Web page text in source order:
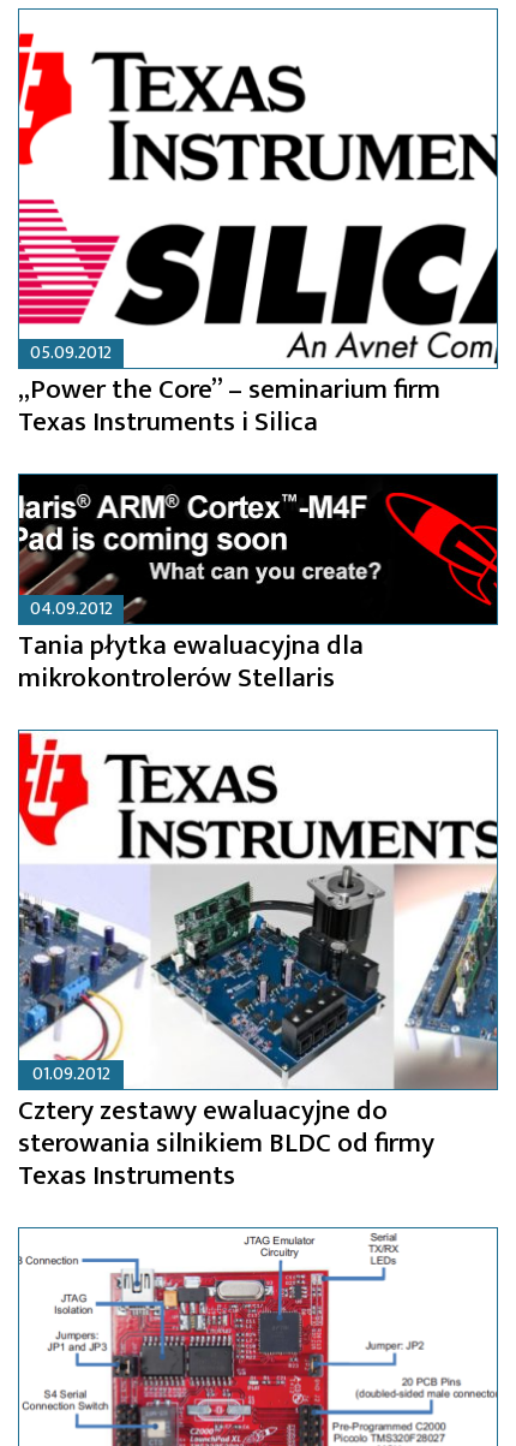
05.09.2012
„Power the Core” – seminarium firm
Texas Instruments i Silica
04.09.2012
Tania płytka ewaluacyjna dla
mikrokontrolerów Stellaris
01.09.2012
Cztery zestawy ewaluacyjne do
sterowania silnikiem BLDC od firmy
Texas Instruments